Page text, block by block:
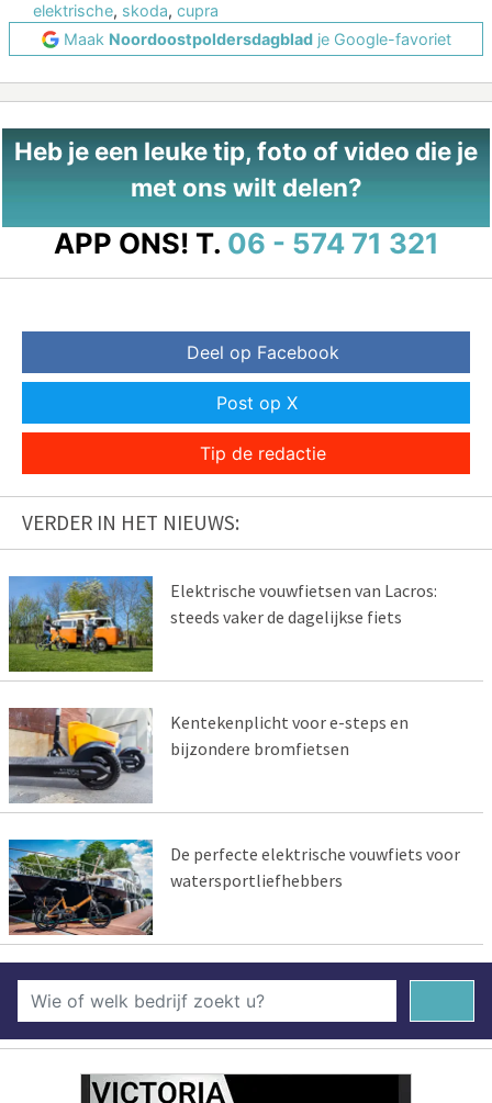
elektrische, skoda, cupra
Maak Noordoostpoldersdagbladje Google-favoriet
Heb je een leuke tip, foto of video die je
met ons wilt delen?
APP ONS! T. 06 - 574 71 321
Deel op Facebook
Post op X
Tip de redactie
VERDER IN HET NIEUWS:
Elektrische vouwfietsen van Lacros:
steeds vaker de dagelijkse fiets
Kentekenplicht voor e-steps en
bijzondere bromfietsen
De perfecte elektrische vouwfiets voor
watersportliefhebbers